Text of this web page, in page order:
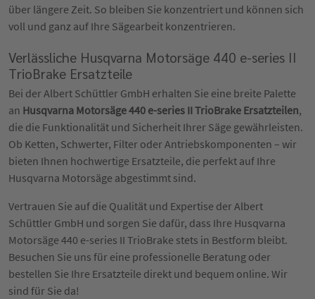
über längere Zeit. So bleiben Sie konzentriert und können sich
voll und ganz auf Ihre Sägearbeit konzentrieren.
Verlässliche Husqvarna Motorsäge 440 e-series II
TrioBrake Ersatzteile
Bei der Albert Schüttler GmbH erhalten Sie eine breite Palette
an Husqvarna Motorsäge 440 e-series II TrioBrake Ersatzteilen,
die die Funktionalität und Sicherheit Ihrer Säge gewährleisten.
Ob Ketten, Schwerter, Filter oder Antriebskomponenten – wir
bieten Ihnen hochwertige Ersatzteile, die perfekt auf Ihre
Husqvarna Motorsäge abgestimmt sind.
Vertrauen Sie auf die Qualität und Expertise der Albert
Schüttler GmbH und sorgen Sie dafür, dass Ihre Husqvarna
Motorsäge 440 e-series II TrioBrake stets in Bestform bleibt.
Besuchen Sie uns für eine professionelle Beratung oder
bestellen Sie Ihre Ersatzteile direkt und bequem online. Wir
sind für Sie da!